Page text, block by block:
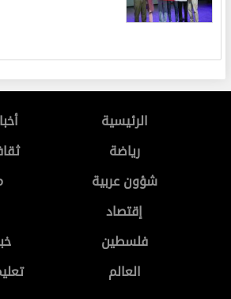
الرئيسية
رياضة
شؤون عربية
إقتصاد
فلسطين
العالم